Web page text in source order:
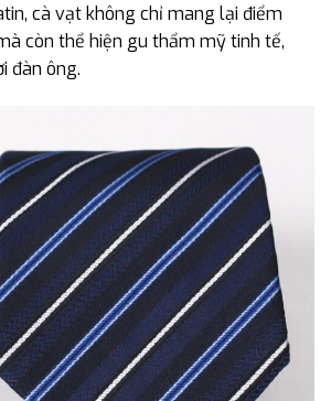
cà vạt không chỉ mang lại điểm
còn thể hiện gu thẩm mỹ tinh tế,
đàn ông.